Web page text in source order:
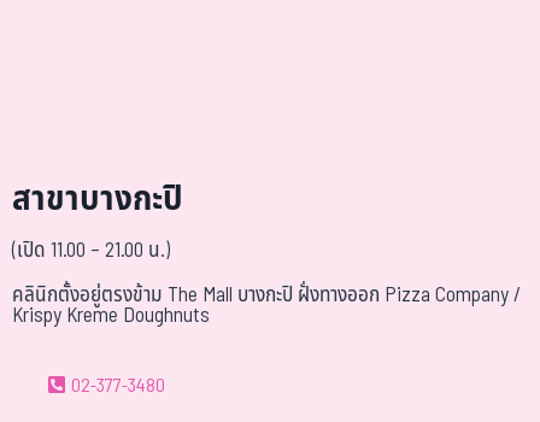
สาขาบางกะปิ
(เปิด 11.00 – 21.00 น.)
คลินิกตั้งอยู่ตรงข้าม The Mall บางกะปิ ฝั่งทางออก Pizza Company /
Krispy Kreme Doughnuts
02-377-3480